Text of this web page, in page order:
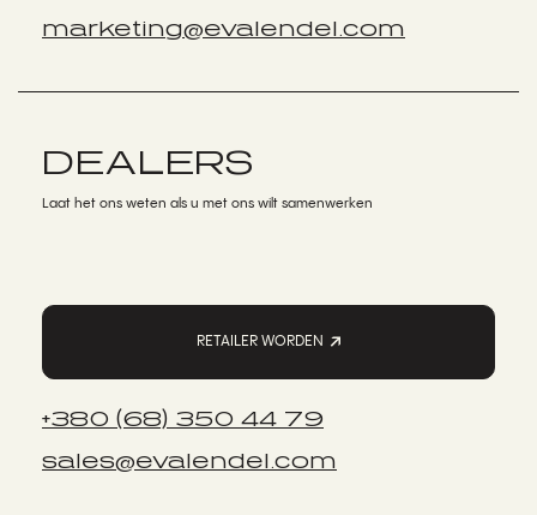
marketing@evalendel.com
DEALERS
Laat het ons weten als u met ons wilt samenwerken
RETAILER WORDEN
+380 (68) 350 44 79
sales@evalendel.com